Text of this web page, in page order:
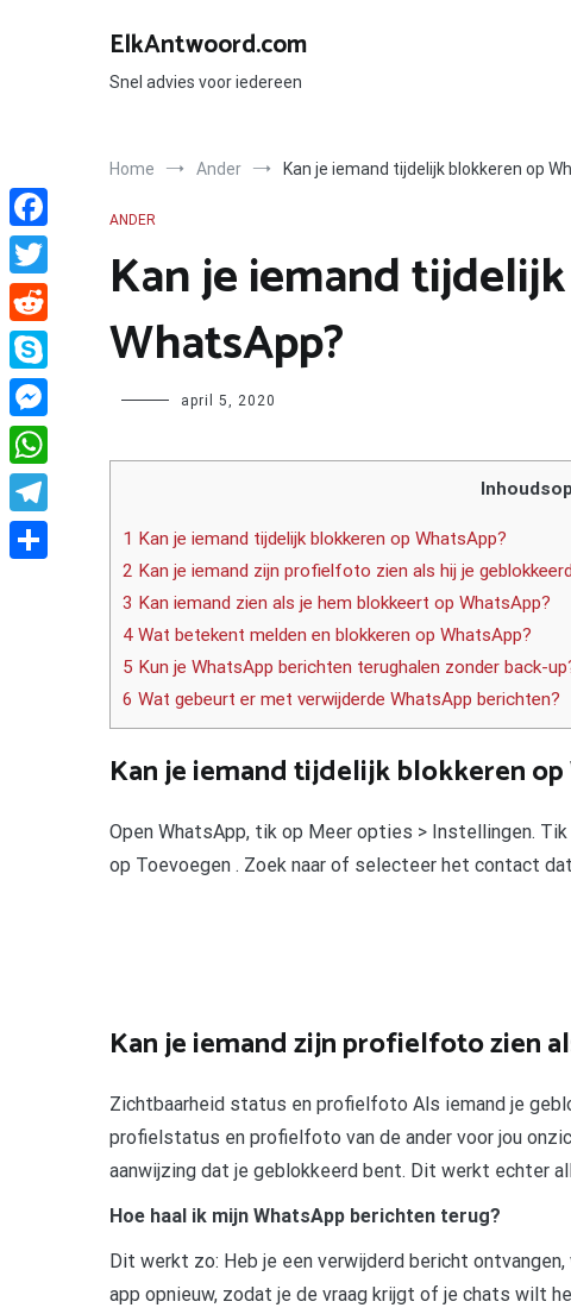
ElkAntwoord.com
Snel advies voor iedereen
Home Ander Kan je iemand tijdelijk blokkeren op
ANDER
Kan je iemand
WhatsApp?
Author april 5, 2020
1 Kan je iemand tijdelijk blokkeren op WhatsApp?
2 Kan je iemand zijn profielfoto zien als hij je
3 Kan iemand zien als je hem blokkeert op WhatsApp?
4 Wat betekent melden en blokkeren op WhatsApp?
5 Kun je WhatsApp berichten terughalen zonder back-
6 Wat gebeurt er met verwijderde WhatsApp berichten?
Kan je iemand tijdelijk blokkeren op
Open WhatsApp, tik op Meer opties > Instellingen.
op Toevoegen . Zoek naar of selecteer het contact
Kan je iemand zijn profielfoto zien
Zichtbaarheid status en profielfoto Als iemand je
profielstatus en profielfoto van de ander voor jou
aanwijzing dat je geblokkeerd bent. Dit werkt echter
Hoe haal ik mijn WhatsApp berichten terug?
Dit werkt zo: Heb je een verwijderd bericht
app opnieuw, zodat je de vraag krijgt of je chats wilt
Facebook
Twitter
Reddit
Skype
Messenger
WhatsApp
Telegram